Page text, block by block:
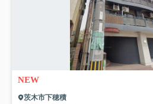
NEW
茨木市下穂積